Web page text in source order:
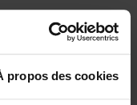
propos des cookies